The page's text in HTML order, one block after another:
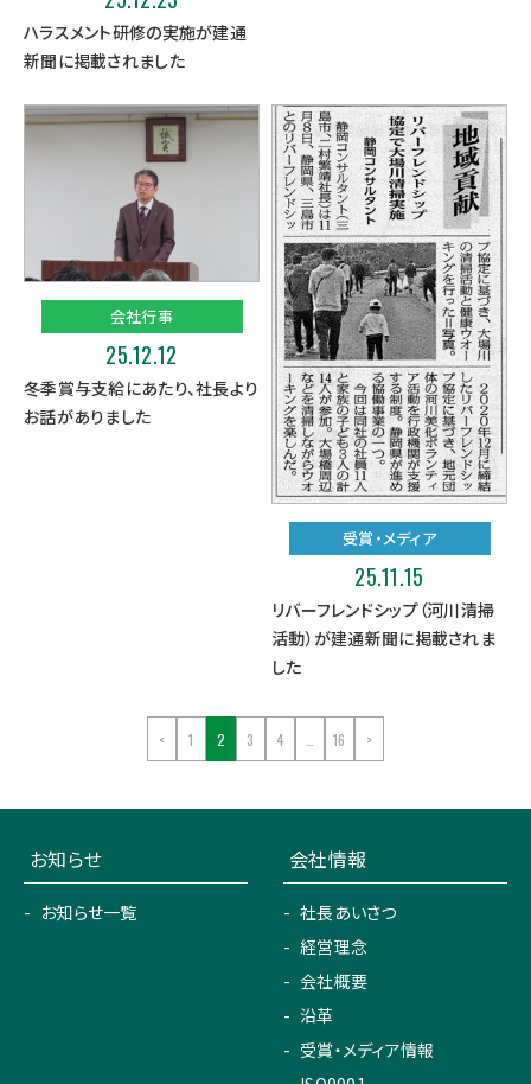
ハラスメント研修の実施が建通
新聞に掲載されました
会社行事
25.12.12
冬季賞与支給にあたり、社長より
お話がありました
受賞・メディア
25.11.15
リバーフレンドシップ（河川清掃
活動）が建通新聞に掲載されま
した
< 1 2 3 4 16 >
お知らせ
お知らせ一覧
会社情報
社長あいさつ
経営理念
会社概要
沿革
受賞・メディア情報